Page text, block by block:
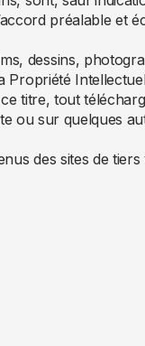
préalable et
dessins,
titre, tout
ou sur quelques
des sites de